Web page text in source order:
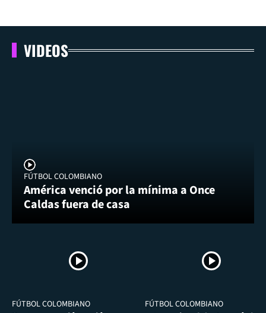
VIDEOS
FÚTBOL COLOMBIANO
América venció por la mínima a Once
Caldas fuera de casa
FÚTBOL COLOMBIANO FÚTBOL COLOMBIANO